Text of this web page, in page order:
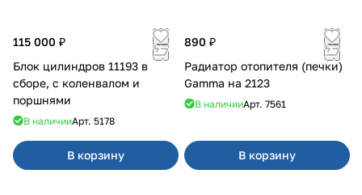
115 000 ₽
Блок цилиндров 11193 в
сборе, с коленвалом и
поршнями
В наличииАрт. 5178
В корзину
890 ₽
Радиатор отопителя (печки)
Gamma на 2123
В наличииАрт. 7561
В корзину